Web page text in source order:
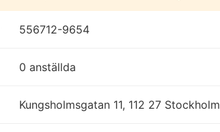
556712-9654
0 anställda
Kungsholmsgatan 11, 112 27 Stockholm